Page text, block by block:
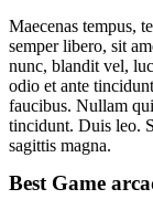
Maecenas tempus,
semper libero, sit
nunc, blandit vel,
odio et ante
faucibus. Nullam
tincidunt. Duis leo.
sagittis magna.
Best Game